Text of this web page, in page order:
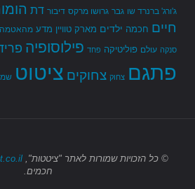
ג'ורג' ברנרד שו גבר גרושו מרקס דיבור דת
חיים חכמה ילדים מארק טוויין מדע מהאטמה
סנקה עולם פוליטיקה פחד פילוסופיה
פתגם צחוק צחוקים ציטוט
© כל הזכויות שמורות לאתר "ציטטות",
חכמים.